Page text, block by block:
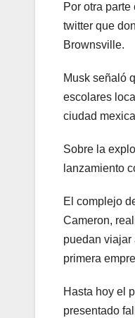
Por otra
twitter que
Brownsville.
Musk señaló
escolares
ciudad
Sobre la
lanzamiento
El complejo
Cameron,
puedan viajar
primera
Hasta hoy el
presentado